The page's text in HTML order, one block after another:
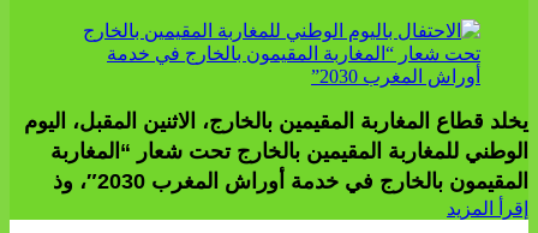
يخلد قطاع المغاربة المقيمين بالخارج، الاثنين المقبل، اليوم
الوطني للمغاربة المقيمين بالخارج تحت شعار “المغاربة
المقيمون بالخارج في خدمة أوراش المغرب 2030″، وذ
إقرأ المزيد